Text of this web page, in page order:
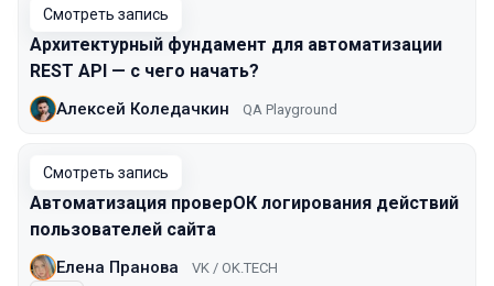
Смотреть запись
Архитектурный фундамент для автоматизации
REST API — с чего начать?
Алексей Коледачкин QA Playground
Смотреть запись
Автоматизация проверОК логирования действий
пользователей сайта
Елена Пранова VK / OK.TECH